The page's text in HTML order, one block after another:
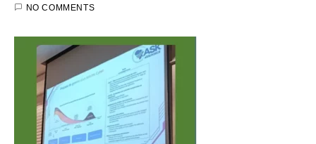
NO COMMENTS